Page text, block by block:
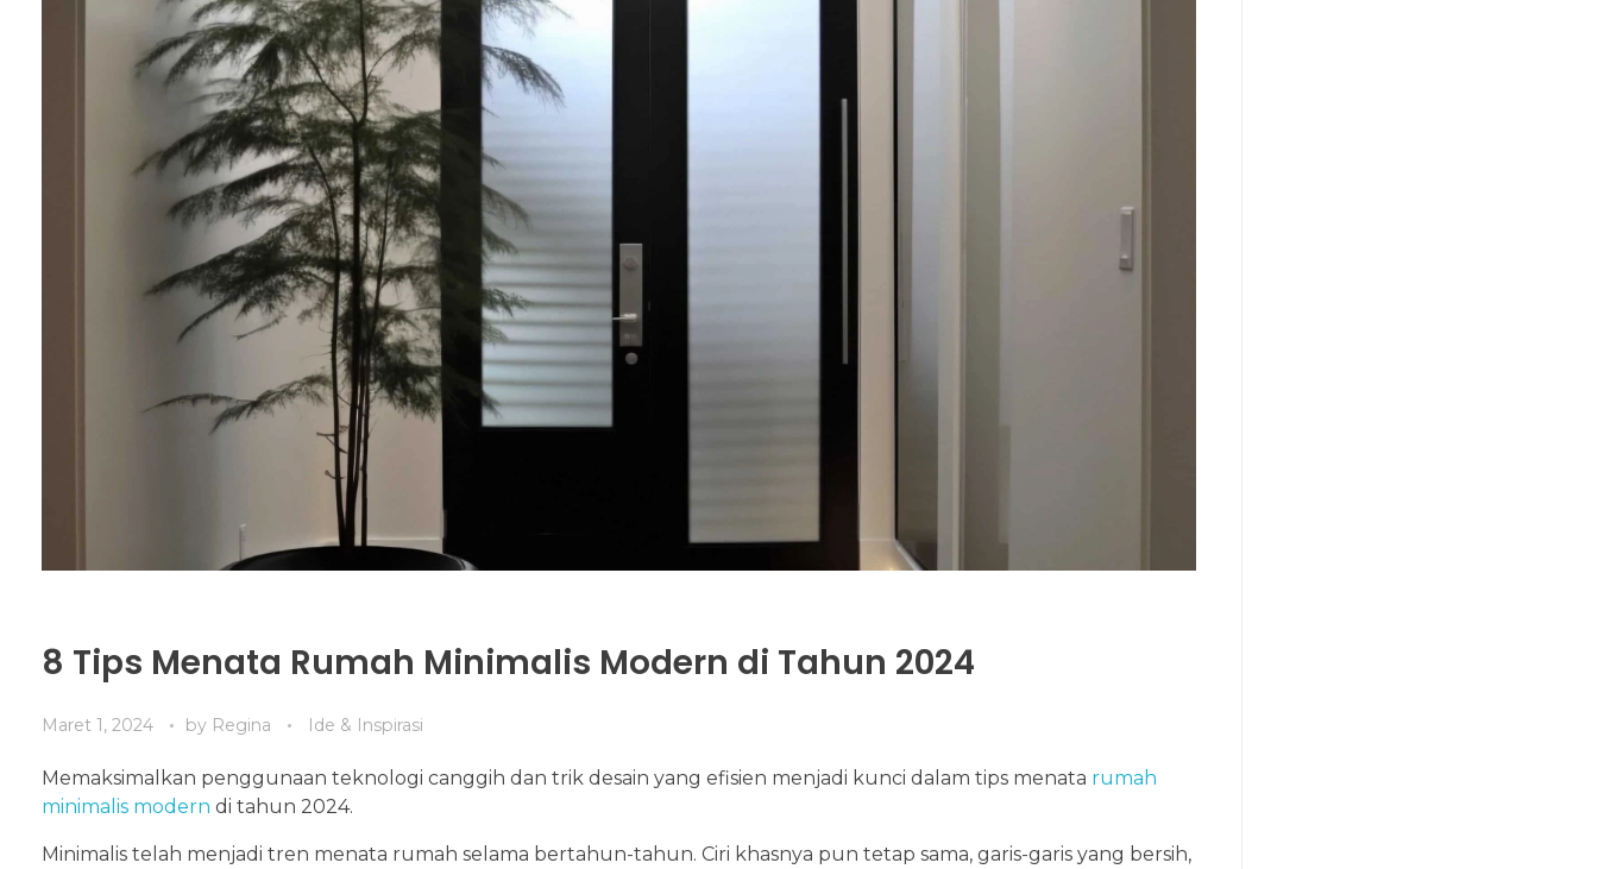
8 Tips Menata Rumah Minimalis Modern di Tahun 2024
Maret 1, 2024 by Regina Ide & Inspirasi
Memaksimalkan penggunaan teknologi canggih dan trik desain yang efisien menjadi kunci dalam tips menata rumah
minimalis modern di tahun 2024.
Minimalis telah menjadi tren menata rumah selama bertahun-tahun. Ciri khasnya pun tetap sama, garis-garis yang bersih,